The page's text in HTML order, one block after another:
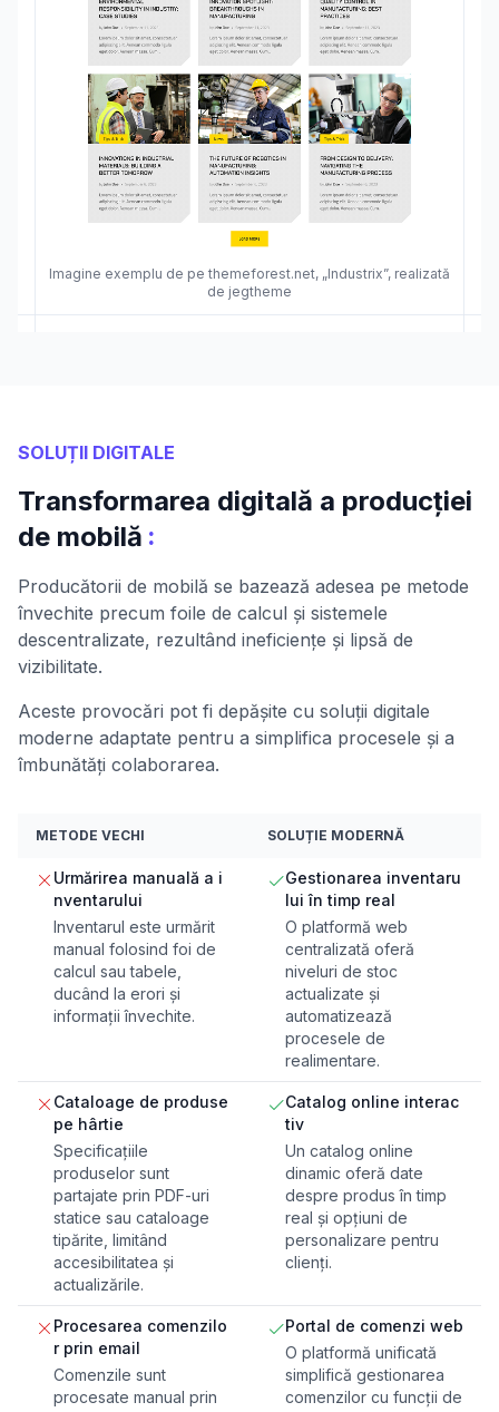
Imagine exemplu de pe themeforest.net, „Industrix”, realizată
de jegtheme
SOLUȚII DIGITALE
Transformarea digitală a producției
de mobilă :
Producătorii de mobilă se bazează adesea pe metode
învechite precum foile de calcul și sistemele
descentralizate, rezultând ineficiențe și lipsă de
vizibilitate.
Aceste provocări pot fi depășite cu soluții digitale
moderne adaptate pentru a simplifica procesele și a
îmbunătăți colaborarea.
METODE VECHI SOLUȚIE MODERNĂ
Urmărirea manuală a i
nventarului
Inventarul este urmărit
manual folosind foi de
calcul sau tabele,
ducând la erori și
informații învechite.
Gestionarea inventaru
lui în timp real
O platformă web
centralizată oferă
niveluri de stoc
actualizate și
automatizează
procesele de
realimentare.
Cataloage de produse
pe hârtie
Specificațiile
produselor sunt
partajate prin PDF-uri
statice sau cataloage
tipărite, limitând
accesibilitatea și
actualizările.
Catalog online interac
tiv
Un catalog online
dinamic oferă date
despre produs în timp
real și opțiuni de
personalizare pentru
clienți.
Procesarea comenzilo
r prin email
Comenzile sunt
procesate manual prin
Portal de comenzi web
O platformă unificată
simplifică gestionarea
comenzilor cu funcții de